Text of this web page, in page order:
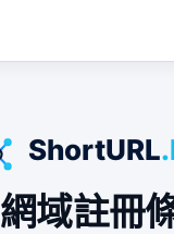
網域註冊